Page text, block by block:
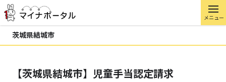
メニュー
茨城県結城市
【茨城県結城市】児童手当認定請求